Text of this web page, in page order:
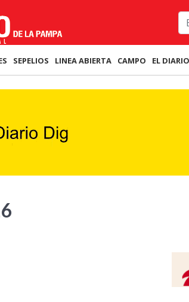
SEPELIOS LINEA ABIERTA CAMPO EL